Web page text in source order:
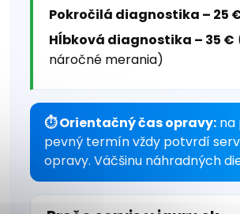
Pokročilá diagnostika – 25
Hĺbková diagnostika – 35 €
náročné merania)
⏱ Orientačný čas opravy: na
pevný termín vždy potvrdí
opravy. Väčšinu náhradných